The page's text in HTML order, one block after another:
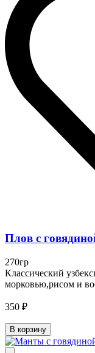
Плов с
270гр
Классический
морковью,рисом и
350 ₽
В корзину